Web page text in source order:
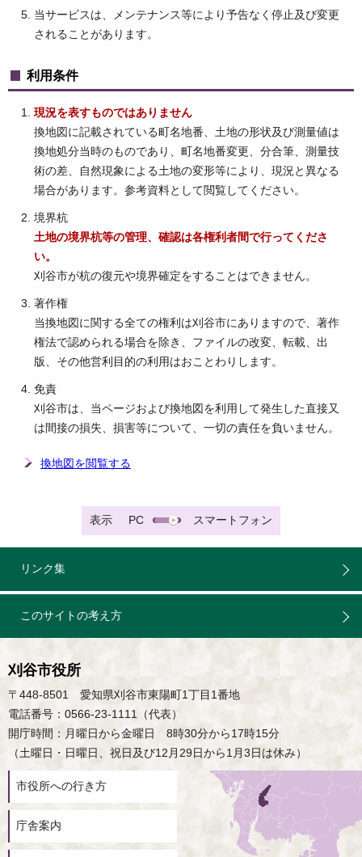
当サービスは、メンテナンス等により予告なく停止及び変更
されることがあります。
利用条件
現況を表すものではありません
換地図に記載されている町名地番、土地の形状及び測量値は
換地処分当時のものであり、町名地番変更、分合筆、測量技
術の差、自然現象による土地の変形等により、現況と異なる
場合があります。参考資料として閲覧してください。
境界杭
土地の境界杭等の管理、確認は各権利者間で行ってくださ
い。
刈谷市が杭の復元や境界確定をすることはできません。
著作権
当換地図に関する全ての権利は刈谷市にありますので、著作
権法で認められる場合を除き、ファイルの改変、転載、出
版、その他営利目的の利用はおことわりします。
免責
刈谷市は、当ページおよび換地図を利用して発生した直接又
は間接の損失、損害等について、一切の責任を負いません。
換地図を閲覧する
表示 PC スマートフォン
リンク集
このサイトの考え方
刈谷市役所
〒448-8501 愛知県刈谷市東陽町1丁目1番地
電話番号：0566-23-1111（代表）
開庁時間：月曜日から金曜日 8時30分から17時15分
（土曜日・日曜日、祝日及び12月29日から1月3日は休み）
市役所への行き方
庁舎案内